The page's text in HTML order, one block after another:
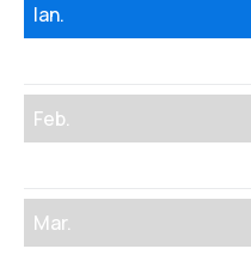
Ian.
Feb.
Mar.